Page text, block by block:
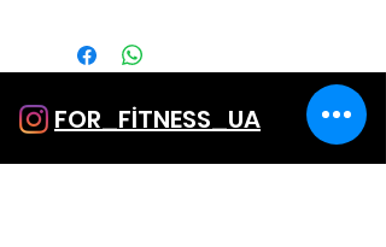
FOR_FİTNESS_UA